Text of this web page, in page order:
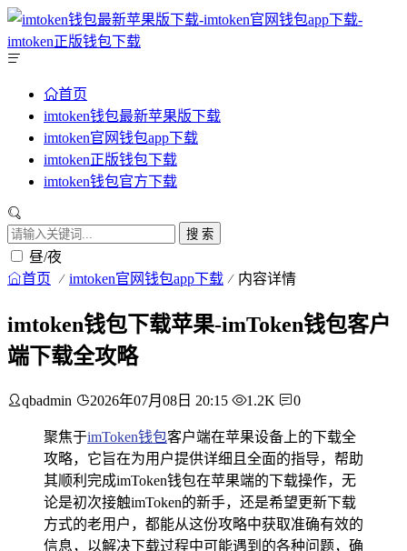
首页
imtoken钱包最新苹果版下载
imtoken官网钱包app下载
imtoken正版钱包下载
imtoken钱包官方下载
搜 索
昼/夜
首页 imtoken官网钱包app下载 内容详情
imtoken钱包下载苹果-imToken钱包客户
端下载全攻略
qbadmin 2026年07月08日 20:15 1.2K 0
聚焦于imToken钱包客户端在苹果设备上的下载全
攻略，它旨在为用户提供详细且全面的指导，帮助
其顺利完成imToken钱包在苹果端的下载操作，无
论是初次接触imToken的新手，还是希望更新下载
方式的老用户，都能从这份攻略中获取准确有效的
信息，以解决下载过程中可能遇到的各种问题，确